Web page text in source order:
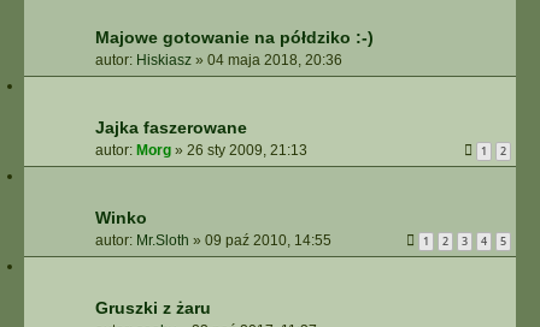
Majowe gotowanie na półdziko :-)
autor: Hiskiasz » 04 maja 2018, 20:36
Jajka faszerowane
autor: Morg » 26 sty 2009, 21:13 1 2
Winko
autor: Mr.Sloth » 09 paź 2010, 14:55 1 2 3 4 5
Gruszki z żaru